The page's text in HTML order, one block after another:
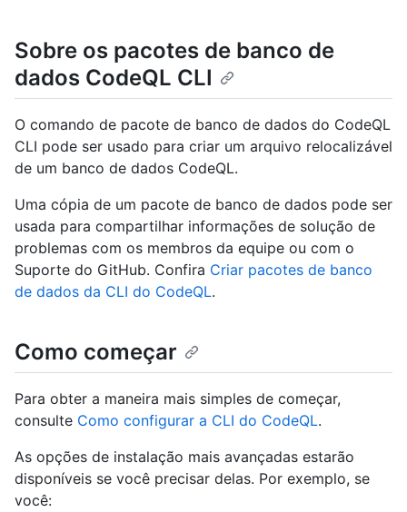
Sobre os pacotes de banco de
dados CodeQL CLI
O comando de pacote de banco de dados do CodeQL
CLI pode ser usado para criar um arquivo relocalizável
de um banco de dados CodeQL.
Uma cópia de um pacote de banco de dados pode ser
usada para compartilhar informações de solução de
problemas com os membros da equipe ou com o
Suporte do GitHub. Confira Criar pacotes de banco
de dados da CLI do CodeQL.
Como começar
Para obter a maneira mais simples de começar,
consulte Como configurar a CLI do CodeQL.
As opções de instalação mais avançadas estarão
disponíveis se você precisar delas. Por exemplo, se
você: